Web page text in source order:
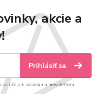
akcie a
Prihlásiť sa
za účelom zasielania newslettera.